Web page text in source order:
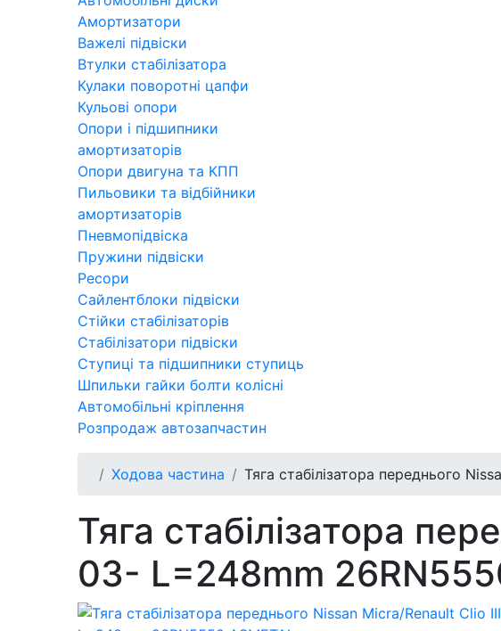
Амортизатори
Важелі підвіски
Втулки стабілізатора
Кулаки поворотні цапфи
Кульові опори
Опори і підшипники
амортизаторів
Опори двигуна та КПП
Пильовики та відбійники
амортизаторів
Пневмопідвіска
Пружини підвіски
Ресори
Сайлентблоки підвіски
Стійки стабілізаторів
Стабілізатори підвіски
Ступиці та підшипники ступиць
Шпильки гайки болти колісні
Автомобільні кріплення
Розпродаж автозапчастин
Ходова частина Тяга стабілізатора переднього
Тяга стабілізатора
03- L=248mm